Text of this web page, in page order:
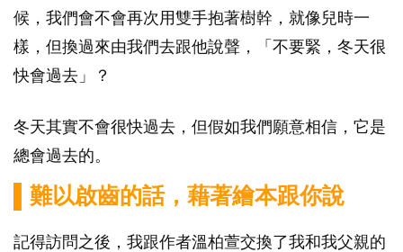
候，我們會不會再次用雙手抱著樹幹，就像兒時一
樣，但換過來由我們去跟他說聲，「不要緊，冬天很
快會過去」？
冬天其實不會很快過去，但假如我們願意相信，它是
總會過去的。
▌難以啟齒的話，藉著繪本跟你說
記得訪問之後，我跟作者溫柏萱交換了我和我父親的